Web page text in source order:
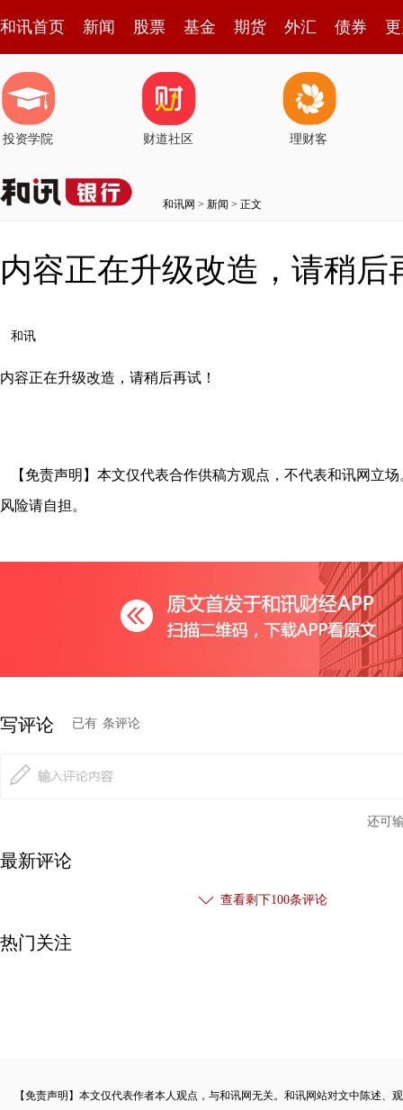
和讯首页 新闻 股票 基金 期货 外汇 债券
投资学院 财道社区 理财客
和讯网 > 新闻 > 正文
内容正在升级改造，请稍后
和讯
内容正在升级改造，请稍后再试！
【免责声明】本文仅代表合作供稿方观点，不代表和讯网立
风险请自担。
写评论 已有 条评论
还可
最新评论
查看剩下100条评论
热门关注
【免责声明】本文仅代表作者本人观点，与和讯网无关。和讯网站对文中陈述